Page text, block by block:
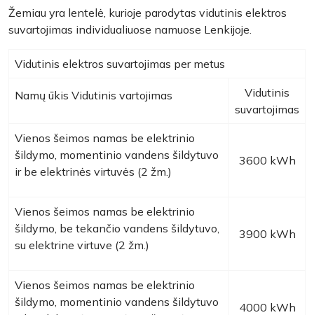
Žemiau yra lentelė, kurioje parodytas vidutinis elektros
suvartojimas individualiuose namuose Lenkijoje.
Vidutinis elektros suvartojimas per metus
Namų ūkis Vidutinis vartojimas
Vidutinis
suvartojimas
Vienos šeimos namas be elektrinio
šildymo, momentinio vandens šildytuvo
ir be elektrinės virtuvės (2 žm.)
3600 kWh
Vienos šeimos namas be elektrinio
šildymo, be tekančio vandens šildytuvo,
su elektrine virtuve (2 žm.)
3900 kWh
Vienos šeimos namas be elektrinio
šildymo, momentinio vandens šildytuvo
4000 kWh